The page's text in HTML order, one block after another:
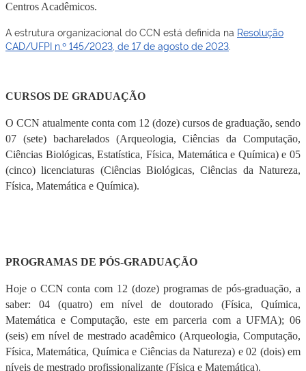
Centros Acadêmicos.
A estrutura organizacional do CCN está definida na Resolução
CAD/UFPI n.º 145/2023, de 17 de agosto de 2023
CURSOS DE GRADUAÇÃO
O CCN atualmente conta com 12 (doze) cursos de graduação, sendo
07 (sete) bacharelados (Arqueologia, Ciências da Computação,
Ciências Biológicas, Estatística, Física, Matemática e Química) e 05
(cinco) licenciaturas (Ciências Biológicas, Ciências da Natureza,
Física, Matemática e Química).
PROGRAMAS DE PÓS-GRADUAÇÃO
Hoje o CCN conta com 12 (doze) programas de pós-graduação, a
saber: 04 (quatro) em nível de doutorado (Física, Química,
Matemática e Computação, este em parceria com a UFMA); 06
(seis) em nível de mestrado acadêmico (Arqueologia, Computação,
Física, Matemática, Química e Ciências da Natureza) e 02 (dois) em
níveis de mestrado profissionalizante (Física e Matemática).